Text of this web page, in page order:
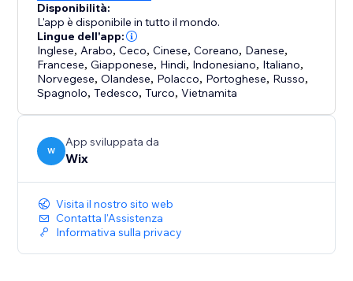
Disponibilità:
L'app è disponibile in tutto il mondo.
Lingue dell'app:
Inglese, Arabo,Ceco,Cinese,Coreano, Danese,
Francese,Giapponese, Hindi, Indonesiano, Italiano,
Norvegese,Olandese, Polacco, Portoghese, Russo,
Spagnolo,Tedesco,Turco,Vietnamita
W
App sviluppata da
Wix
Visita il nostro sito web
Contatta l'Assistenza
Informativa sulla privacy